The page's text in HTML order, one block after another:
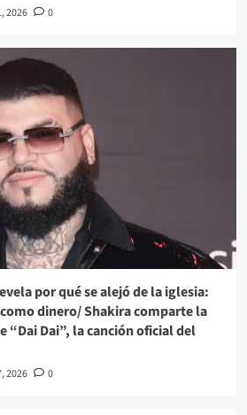
2026 0
por qué se alejó de la iglesia:
dinero/ Shakira comparte la
“Dai Dai”, la canción oficial del
2026 0